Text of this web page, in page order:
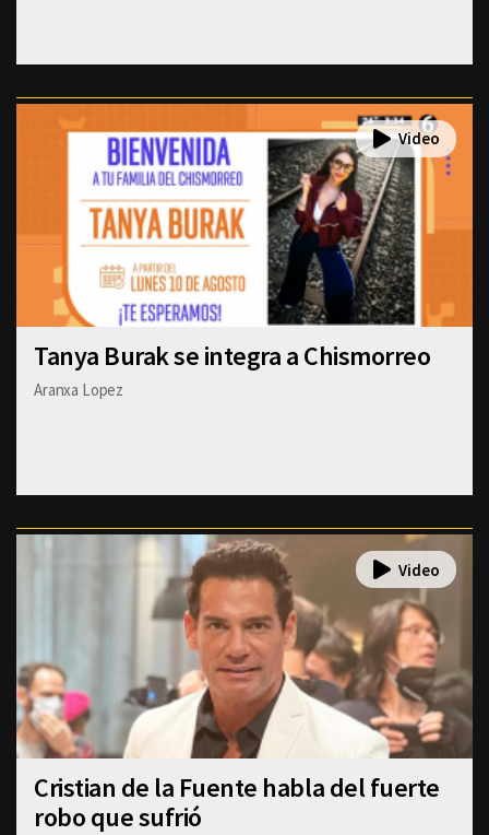
Tanya Burak se integra a Chismorreo
Aranxa Lopez
Cristian de la Fuente habla del fuerte
robo que sufrió